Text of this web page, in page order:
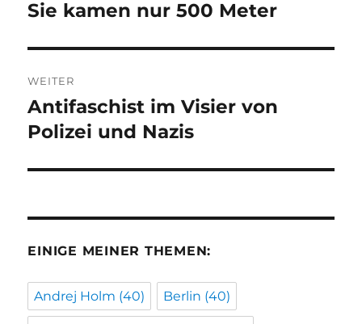
Vorheriger
Sie kamen nur 500 Meter
WEITER
Nächster
Beitrag:
Antifaschist im Visier von
Polizei und Nazis
EINIGE MEINER THEMEN:
Andrej Holm (40) Berlin (40)